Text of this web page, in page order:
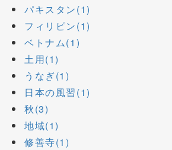
パキスタン(1)
フィリピン(1)
ベトナム(1)
土用(1)
うなぎ(1)
日本の風習(1)
秋(3)
地域(1)
修善寺(1)